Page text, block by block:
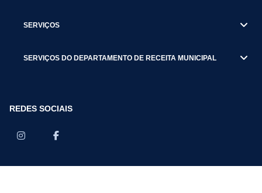
SERVIÇOS
SERVIÇOS DO DEPARTAMENTO DE RECEITA MUNICIPAL
REDES SOCIAIS